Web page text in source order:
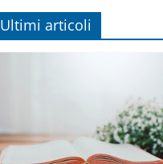
07.08.2026
SIGNIS 2026, dare
cattoliche nello spazio
crisi dimenticata
Italia, Antigone:
sopravvivenza per
sovraffollamento
Ultimi articoli